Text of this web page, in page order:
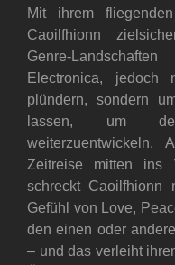
Mit ihrem
Caoilfhionn
Genre-
Electronica,
plündern, sondern
lassen, um
weiterzuentwickeln. Auch
Zeitreise mitten ins
schreckt Caoilfhionn
Gefühl von Love,
den einen oder
– und das verleiht